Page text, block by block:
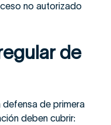
no autorizado
de
defensa de primera
deben cubrir: